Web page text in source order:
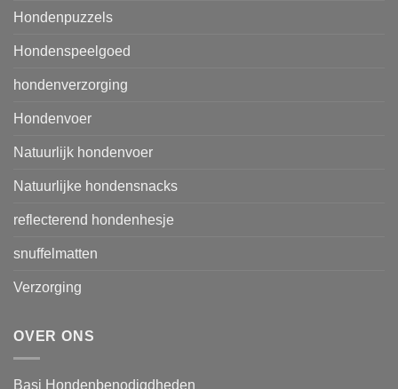
Hondenpuzzels
Hondenspeelgoed
hondenverzorging
Hondenvoer
Natuurlijk hondenvoer
Natuurlijke hondensnacks
reflecterend hondenhesje
snuffelmatten
Verzorging
OVER ONS
Basi Hondenbenodigdheden